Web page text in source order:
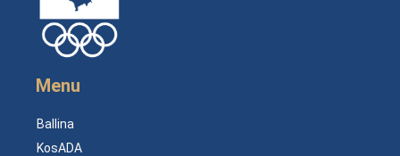
Menu
Ballina
KosADA